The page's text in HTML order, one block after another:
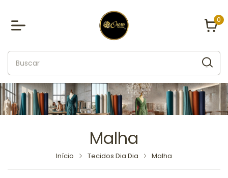
0
Malha
Início Tecidos Dia Dia Malha